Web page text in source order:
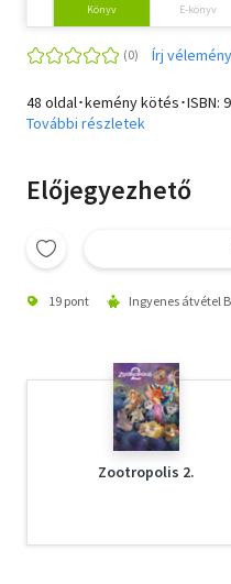
Könyv E-könyv
Írj
48 oldal･kemény kötés･ISBN:
További részletek
Előjegyezhető
19 pont Ingyenes átvétel
Zootropolis 2.